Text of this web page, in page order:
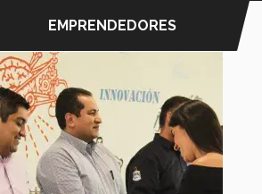
EMPRENDEDORES